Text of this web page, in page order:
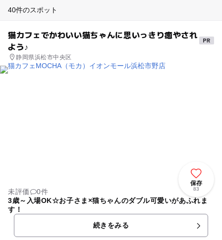
40件のスポット
猫カフェでかわいい猫ちゃんに思いっきり癒やされ
よう♪
静岡県浜松市中央区
保存
83
未評価
0件
3歳～入場OK☆お子さま×猫ちゃんのダブル可愛いがあふれま
す！
続きをみる